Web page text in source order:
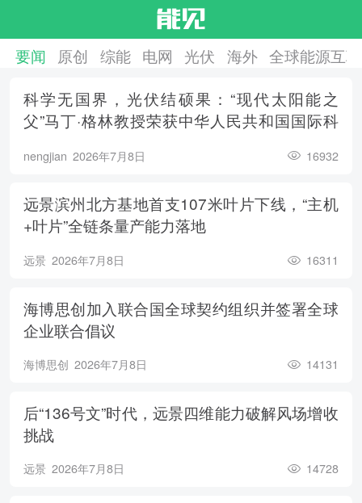
要闻 原创 综能 电网 光伏 海外 全球能源互
科学无国界，光伏结硕果：“现代太阳能之
父”马丁·格林教授荣获中华人民共和国国际科
nengjian 2026年7月8日 16932
远景滨州北方基地首支107米叶片下线，“主机
+叶片”全链条量产能力落地
远景 2026年7月8日 16311
海博思创加入联合国全球契约组织并签署全球
企业联合倡议
海博思创 2026年7月8日 14131
后“136号文”时代，远景四维能力破解风场增收
挑战
远景 2026年7月8日 14728